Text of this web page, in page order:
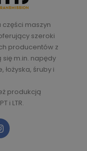
maszyn
szeroki
producentów z
m.in. napędy
łożyska, śruby i
produkcją
i LTR.